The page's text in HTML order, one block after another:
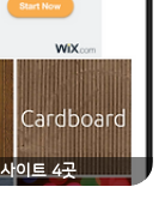
이트 4곳